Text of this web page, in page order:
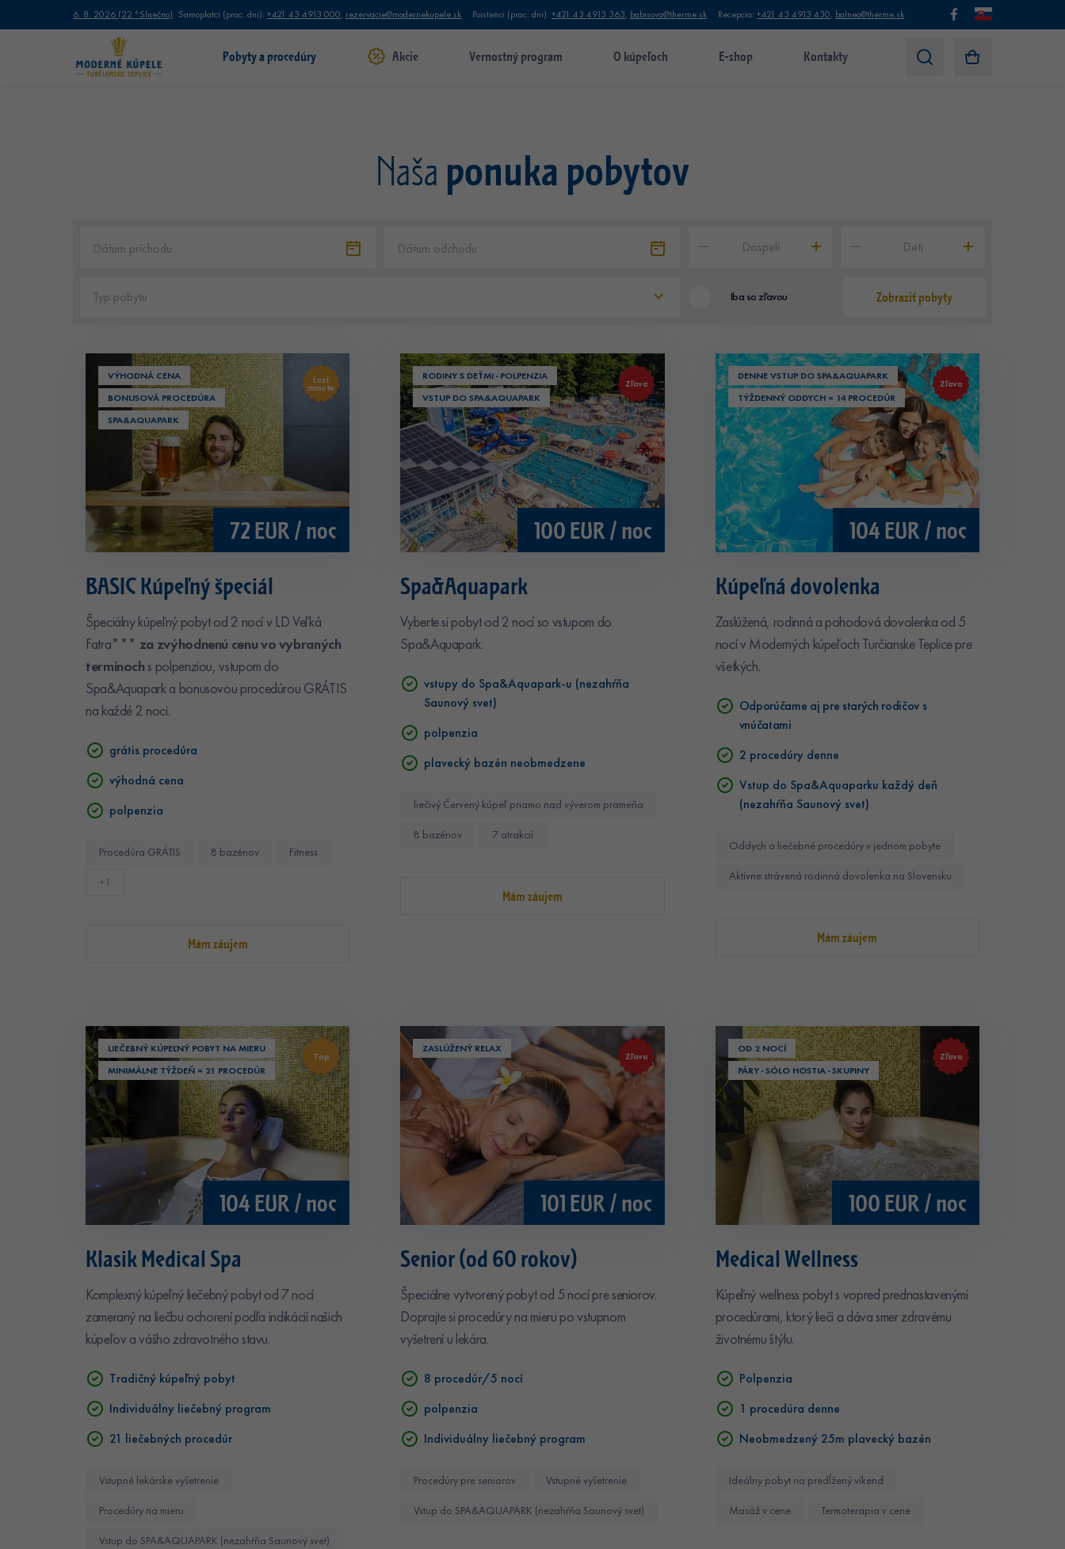
6. 8. 2026 (22 °Slnečno) Samoplatci (prac. dni): +421 43 4913 000, rezervacie@modernekupele.sk Poistenci (prac. dni): +421 43 4913 363, babisova@therme.sk Recepcia: +421 43 4913 430, balneo@therme.sk
Pobyty a procedúry Akcie Vernostný program O kúpeľoch E-shop Kontakty
Naša ponuka pobytov
Dospelí Deti
Typ pobytu Iba so zľavou Zobraziť pobyty
VÝHODNÁ CENA
BONUSOVÁ PROCEDÚRA
SPA&AQUAPARK
Last
minute
72 EUR / noc
BASIC Kúpeľný špeciál
Špeciálny kúpeľný pobyt od 2 nocí v LD Veľká
Fatra*** za zvýhodnenú cenu vo vybraných
termínochs polpenziou, vstupom do
Spa&Aquapark a bonusovou procedúrou GRÁTIS
na každé 2 noci.
grátis procedúra
výhodná cena
polpenzia
Procedúra GRÁTIS 8 bazénov Fitness
+1
Mám záujem
RODINY S DEŤMI · POLPENZIA
VSTUP DO SPA&AQUAPARK
Zľava
100 EUR / noc
Spa&Aquapark
Vyberte si pobyt od 2 nocí so vstupom do
Spa&Aquapark.
vstupy do Spa&Aquapark-u (nezahŕňa
Saunový svet)
polpenzia
plavecký bazén neobmedzene
liečivý Červený kúpeľ priamo nad výverom prameňa
8 bazénov 7 atrakcií
Mám záujem
DENNE VSTUP DO SPA&AQUAPARK
TÝŽDENNÝ ODDYCH = 14 PROCEDÚR
Zľava
104 EUR / noc
Kúpeľná dovolenka
Zaslúžená, rodinná a pohodová dovolenka od 5
nocí v Moderných kúpeľoch Turčianske Teplice pre
všetkých.
Odporúčame aj pre starých rodičov s
vnúčatami
2 procedúry denne
Vstup do Spa&Aquaparku každý deň
(nezahŕňa Saunový svet)
Oddych a liečebné procedúry v jednom pobyte
Aktívne strávená rodinná dovolenka na Slovensku
Mám záujem
LIEČEBNÝ KÚPEĽNÝ POBYT NA MIERU
MINIMÁLNE TÝŽDEŇ = 21 PROCEDÚR
Top
104 EUR / noc
Klasik Medical Spa
Komplexný kúpeľný liečebný pobyt od 7 nocí
zameraný na liečbu ochorení podľa indikácií našich
kúpeľov a vášho zdravotného stavu.
Tradičný kúpeľný pobyt
Individuálny liečebný program
21 liečebných procedúr
Vstupné lekárske vyšetrenie
Procedúry na mieru
Vstup do SPA&AQUAPARK (nezahŕňa Saunový svet)
ZASLÚŽENÝ RELAX
Zľava
101 EUR / noc
Senior (od 60 rokov)
Špeciálne vytvorený pobyt od 5 nocí pre seniorov.
Doprajte si procedúry na mieru po vstupnom
vyšetrení u lekára.
8 procedúr/5 nocí
polpenzia
Individuálny liečebný program
Procedúry pre seniorov Vstupné vyšetrenie
Vstup do SPA&AQUAPARK (nezahŕňa Saunový svet)
OD 2 NOCÍ
PÁRY · SÓLO HOSTIA · SKUPINY
Zľava
100 EUR / noc
Medical Wellness
Kúpeľný wellness pobyt s vopred prednastavenými
procedúrami, ktorý lieči a dáva smer zdravému
životnému štýlu.
Polpenzia
1 procedúra denne
Neobmedzený 25m plavecký bazén
Ideálny pobyt na predĺžený víkend
Masáž v cene Termoterapia v cene